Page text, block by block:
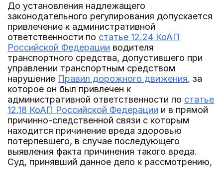
До установления надлежащего
законодательного регулирования допускается
привлечение к административной
ответственности по статье 12.24 КоАП
Российской Федерации водителя
транспортного средства, допустившего при
управлении транспортным средством
нарушение Правил дорожного движения, за
которое он был привлечен к
административной ответственности по статье
12.18 КоАП Российской Федерации и в прямой
причинно-следственной связи с которым
находится причинение вреда здоровью
потерпевшего, в случае последующего
выявления факта причинения такого вреда.
Суд, принявший данное дело к рассмотрению,